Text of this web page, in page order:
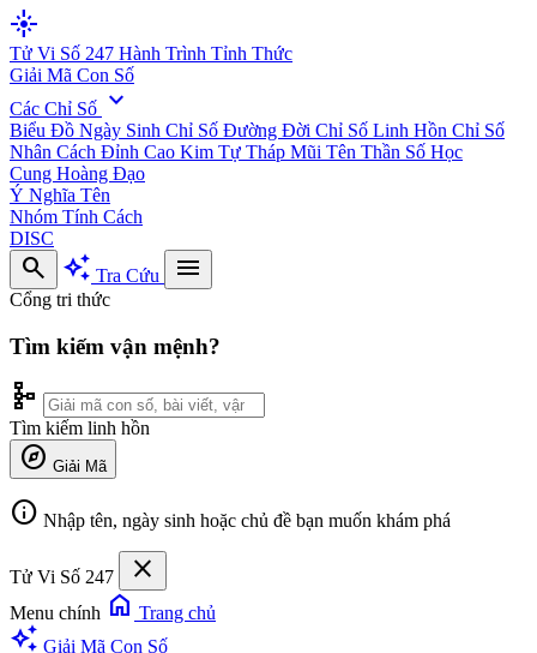
flare
Tử Vi Số 247 Hành Trình Tỉnh Thức
Giải Mã Con Số
Các Chỉ Số expand_more
Biểu Đồ Ngày Sinh Chỉ Số Đường Đời Chỉ Số Linh Hồn Chỉ Số
Nhân Cách Đỉnh Cao Kim Tự Tháp Mũi Tên Thần Số Học
Cung Hoàng Đạo
Ý Nghĩa Tên
Nhóm Tính Cách
DISC
search auto_awesome Tra Cứu menu
Cổng tri thức
Tìm kiếm vận mệnh?
schema
Tìm kiếm linh hồn
explore Giải Mã
info Nhập tên, ngày sinh hoặc chủ đề bạn muốn khám phá
Tử Vi Số 247 close
Menu chính home Trang chủ
auto_awesome Giải Mã Con Số